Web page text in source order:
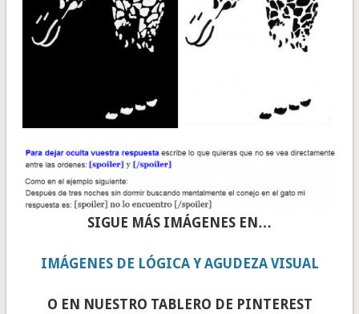
SIGUE MÁS IMÁGENES EN…
IMÁGENES DE LÓGICA Y AGUDEZA VISUAL
O EN NUESTRO TABLERO DE PINTEREST